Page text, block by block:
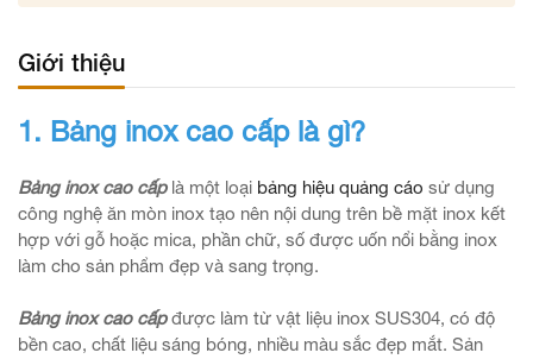
Giới thiệu
1. Bảng inox cao cấp là gì?
Bảng inox cao cấplà một loại bảng hiệu quảng cáo sử dụng
công nghệ ăn mòn inox tạo nên nội dung trên bề mặt inox kết
hợp với gỗ hoặc mica, phần chữ, số được uốn nổi bằng inox
làm cho sản phẩm đẹp và sang trọng.
Bảng inox cao cấpđược làm từ vật liệu inox SUS304, có độ
bền cao, chất liệu sáng bóng, nhiều màu sắc đẹp mắt. Sản